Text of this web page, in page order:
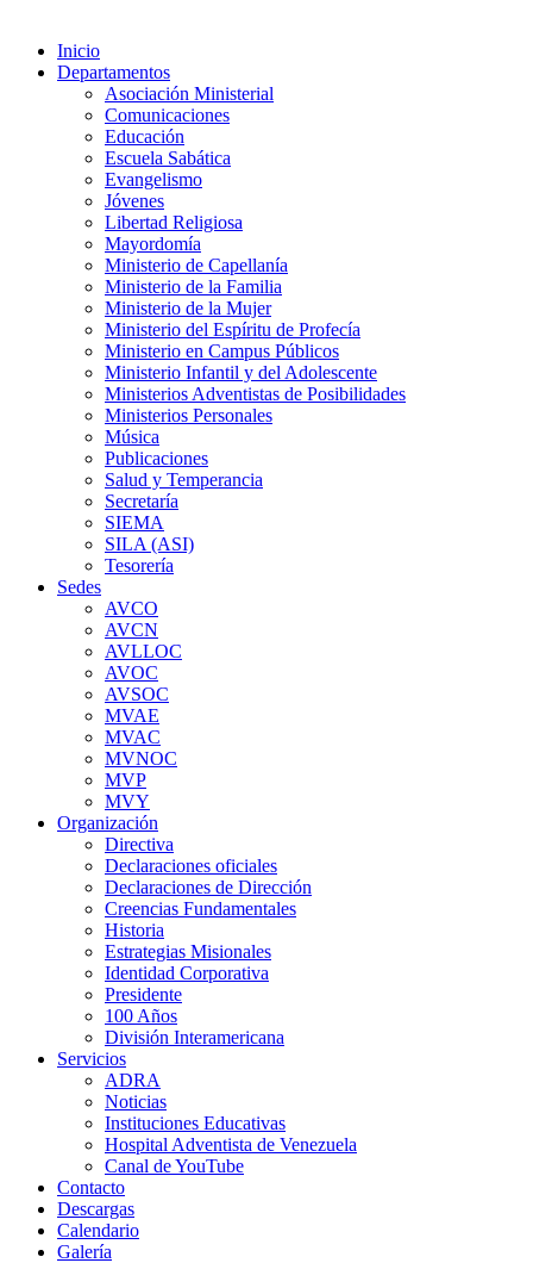
Inicio
Departamentos
Asociación Ministerial
Comunicaciones
Educación
Escuela Sabática
Evangelismo
Jóvenes
Libertad Religiosa
Mayordomía
Ministerio de Capellanía
Ministerio de la Familia
Ministerio de la Mujer
Ministerio del Espíritu de Profecía
Ministerio en Campus Públicos
Ministerio Infantil y del Adolescente
Ministerios Adventistas de Posibilidades
Ministerios Personales
Música
Publicaciones
Salud y Temperancia
Secretaría
SIEMA
SILA (ASI)
Tesorería
Sedes
AVCO
AVCN
AVLLOC
AVOC
AVSOC
MVAE
MVAC
MVNOC
MVP
MVY
Organización
Directiva
Declaraciones oficiales
Declaraciones de Dirección
Creencias Fundamentales
Historia
Estrategias Misionales
Identidad Corporativa
Presidente
100 Años
División Interamericana
Servicios
ADRA
Noticias
Instituciones Educativas
Hospital Adventista de Venezuela
Canal de YouTube
Contacto
Descargas
Calendario
Galería